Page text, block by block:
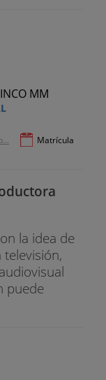
Matrícula
la idea de
puede